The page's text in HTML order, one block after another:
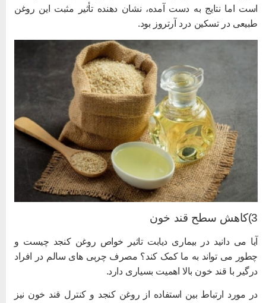
اما نتایج به دست آمده، نشان دهنده تأثیر مثبت این روغن
در تسکین درد آرتروز بود.
می دانید در بیماری دیابت تاثیر خواص روغن کنجد چیست و
می تواند به ما کمک کند؟ مصرف چربی های سالم در افراد
با قند خون بالا اهمیت بسیاری دارد.
مورد ارتباط بین استفاده از روغن کنجد و کنترل قند خون نیز